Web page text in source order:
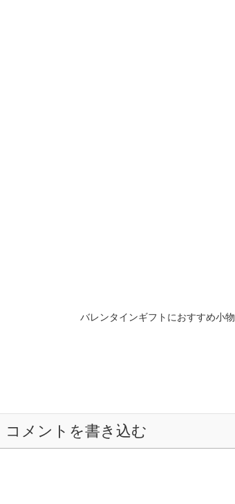
バレンタインギフトにおすすめ小物
コメントを書き込む